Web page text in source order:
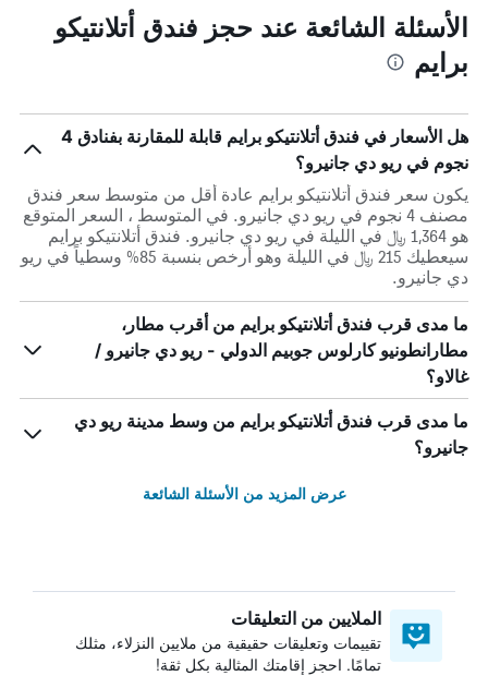
الأسئلة الشائعة عند حجز فندق أتلانتيكو
برايم
هل الأسعار في فندق أتلانتيكو برايم قابلة للمقارنة بفنادق 4
نجوم في ريو دي جانيرو؟
يكون سعر فندق أتلانتيكو برايم عادة أقل من متوسط ​​سعر فندق
مصنف 4 نجوم في ريو دي جانيرو. في المتوسط ، السعر المتوقع
هو 1,364 ﷼ في الليلة في ريو دي جانيرو. فندق أتلانتيكو برايم
سيعطيك 215 ﷼ في الليلة وهو أرخص بنسبة 85% وسطياً في ريو
دي جانيرو.
ما مدى قرب فندق أتلانتيكو برايم من أقرب مطار،
مطارانطونيو كارلوس جوبيم الدولي - ريو دي جانيرو /
غالاو؟
ما مدى قرب فندق أتلانتيكو برايم من وسط مدينة ريو دي
جانيرو؟
عرض المزيد من الأسئلة الشائعة
الملايين من التعليقات
تقييمات وتعليقات حقيقية من ملايين النزلاء، مثلك
تمامًا. احجز إقامتك المثالية بكل ثقة!